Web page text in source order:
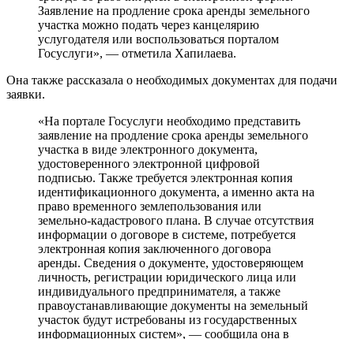
Заявление на продление срока аренды земельного
участка можно подать через канцелярию
услугодателя или воспользоваться порталом
Госуслуги», — отметила Хапилаева.
Она также рассказала о необходимых документах для подачи
заявки.
«На портале Госуслуги необходимо представить
заявление на продление срока аренды земельного
участка в виде электронного документа,
удостоверенного электронной цифровой
подписью. Также требуется электронная копия
идентификационного документа, а именно акта на
право временного землепользования или
земельно-кадастрового плана. В случае отсутствия
информации о договоре в системе, потребуется
электронная копия заключенного договора
аренды. Сведения о документе, удостоверяющем
личность, регистрации юридического лица или
индивидуального предпринимателя, а также
правоустанавливающие документы на земельный
участок будут истребованы из государственных
информационных систем», — сообщила она в